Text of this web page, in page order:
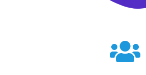
텔레그램 글